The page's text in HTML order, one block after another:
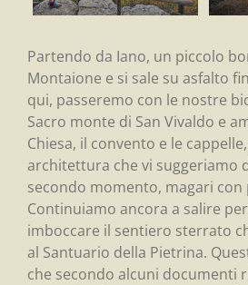
Partendo da Iano, un piccolo
Montaione e si sale su asfalto
qui, passeremo con le nostre
Sacro monte di San Vivaldo e
Chiesa, il convento e le
architettura che vi suggeriamo
secondo momento, magari con
Continuiamo ancora a salire
imboccare il sentiero sterrato
al Santuario della Pietrina.
che secondo alcuni documenti